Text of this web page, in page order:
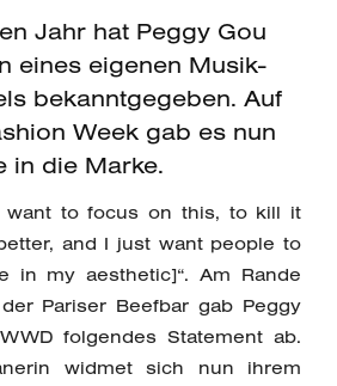
Jahr hat Peggy Gou
eines eigenen Musik-
bekanntgegeben. Auf
Week gab es nun
in die Marke.
want to focus on this, to kill it
and I just want people to
in my aesthetic]“. Am Rande
Pariser Beefbar gab Peggy
folgendes Statement ab.
widmet sich nun ihrem